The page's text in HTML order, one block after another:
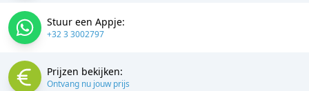
Stuur een Appje:
+32 3 3002797
Prijzen bekijken:
Ontvang nu jouw prijs